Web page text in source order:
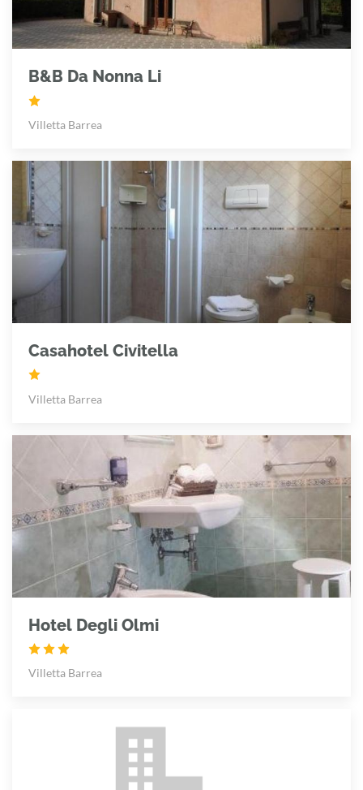
B&B Da Nonna Li
Villetta Barrea
Casahotel Civitella
Villetta Barrea
Hotel Degli Olmi
Villetta Barrea